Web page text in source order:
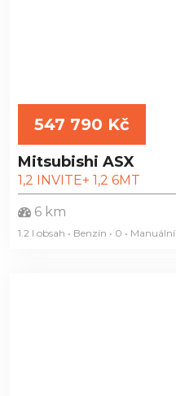
547 790 Kč
Mitsubishi ASX
1,2 INVITE+ 1,2 6MT
6 km
1.2 l obsah • Benzín • 0 • Manuální